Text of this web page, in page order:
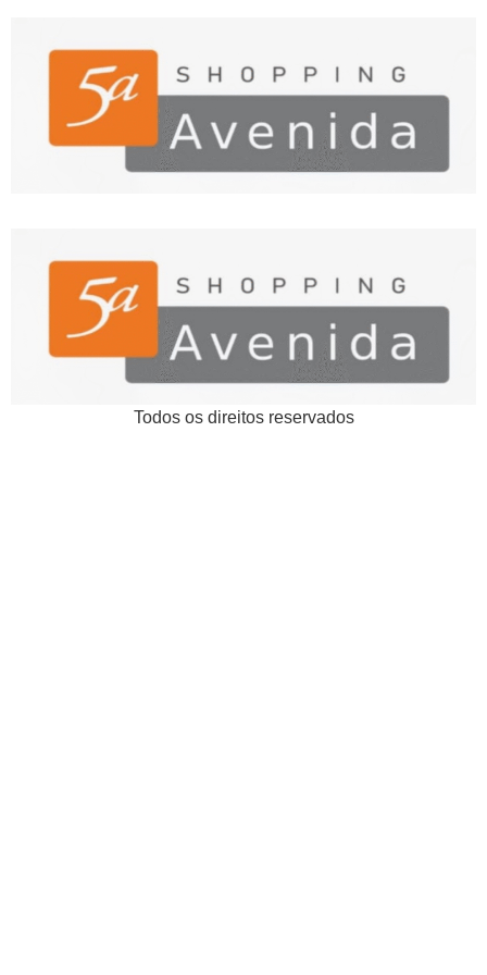
Todos os direitos reservados